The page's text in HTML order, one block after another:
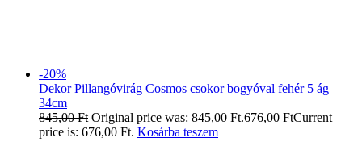
-20%
Dekor Pillangóvirág Cosmos csokor bogyóval fehér 5 ág
34cm
845,00Ft Original price was: 845,00 Ft.676,00 FtCurrent
price is: 676,00 Ft. Kosárba teszem